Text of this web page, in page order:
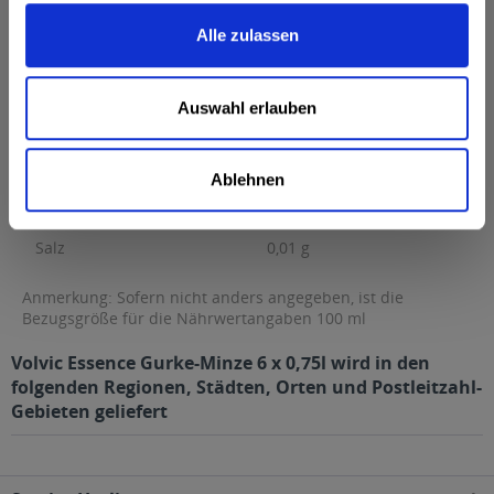
Alle zulassen
Auswahl erlauben
Ablehnen
2 kcal / 6 kJ
Fett
0 g
davon gesättigte Fettsäuren
0 g
Kohlenhydrate
0 g
0 g
Eiweiß
0 g
Salz
0,01 g
Anmerkung: Sofern nicht anders angegeben, ist die
Bezugsgröße für die Nährwertangaben 100 ml
Volvic Essence Gurke-Minze 6 x 0,75l wird in den
folgenden Regionen, Städten, Orten und Postleitzahl-
Gebieten geliefert